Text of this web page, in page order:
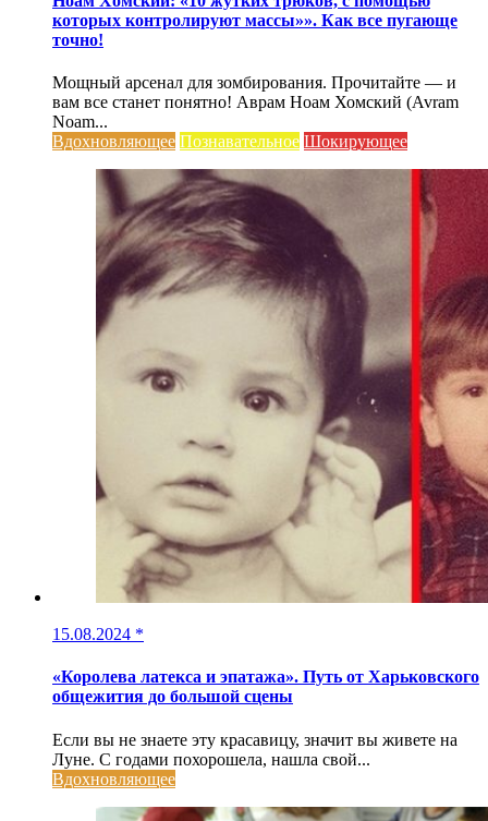
которых контролируют массы»». Как все пугающе
точно!
Мощный арсенал для зомбирования. Прочитайте — и
вам все станет понятно! Аврам Ноам Хомский (Avram
Noam...
Вдохновляющее Познавательное Шокирующее
15.08.2024 *
«Королева латекса и эпатажа». Путь от Харьковского
общежития до большой сцены
Если вы не знаете эту красавицу, значит вы живете на
Луне. С годами похорошела, нашла свой...
Вдохновляющее